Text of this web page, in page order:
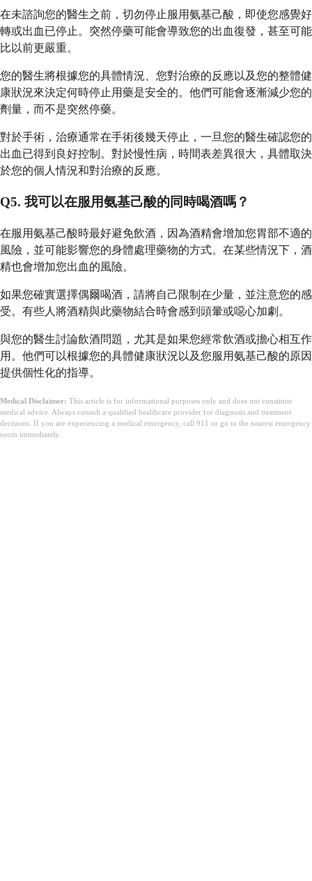
在未諮詢您的醫生之前，切勿停止服用氨基己酸，即使您感覺好
轉或出血已停止。突然停藥可能會導致您的出血復發，甚至可能
比以前更嚴重。
您的醫生將根據您的具體情況、您對治療的反應以及您的整體健
康狀況來決定何時停止用藥是安全的。他們可能會逐漸減少您的
劑量，而不是突然停藥。
對於手術，治療通常在手術後幾天停止，一旦您的醫生確認您的
出血已得到良好控制。對於慢性病，時間表差異很大，具體取決
於您的個人情況和對治療的反應。
Q5. 我可以在服用氨基己酸的同時喝酒嗎？
在服用氨基己酸時最好避免飲酒，因為酒精會增加您胃部不適的
風險，並可能影響您的身體處理藥物的方式。在某些情況下，酒
精也會增加您出血的風險。
如果您確實選擇偶爾喝酒，請將自己限制在少量，並注意您的感
受。有些人將酒精與此藥物結合時會感到頭暈或噁心加劇。
與您的醫生討論飲酒問題，尤其是如果您經常飲酒或擔心相互作
用。他們可以根據您的具體健康狀況以及您服用氨基己酸的原因
提供個性化的指導。
Medical Disclaimer: This article is for informational purposes only and does not constitute
medical advice. Always consult a qualified healthcare provider for diagnosis and treatment
decisions. If you are experiencing a medical emergency, call 911 or go to the nearest emergency
room immediately.